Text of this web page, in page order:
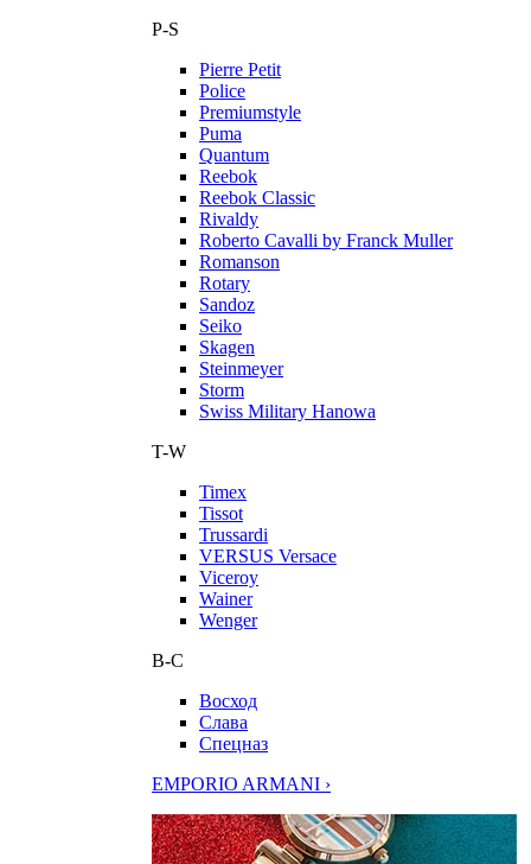
P-S
Pierre Petit
Police
Premiumstyle
Puma
Quantum
Reebok
Reebok Classic
Rivaldy
Roberto Cavalli by Franck Muller
Romanson
Rotary
Sandoz
Seiko
Skagen
Steinmeyer
Storm
Swiss Military Hanowa
T-W
Timex
Tissot
Trussardi
VERSUS Versace
Viceroy
Wainer
Wenger
В-С
Восход
Слава
Спецназ
EMPORIO ARMANI ›